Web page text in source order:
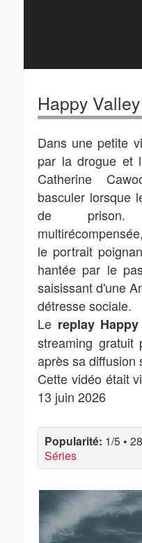
Happy Valley
Dans une petite
par la drogue et
Catherine
basculer lorsque
de prison.
le portrait
hantée par le
saisissant d'une
détresse sociale.
Le replay
streaming gratuit
après sa diffusion
Cette vidéo était
13 juin 2026
Popularité: 1/5 •
Séries